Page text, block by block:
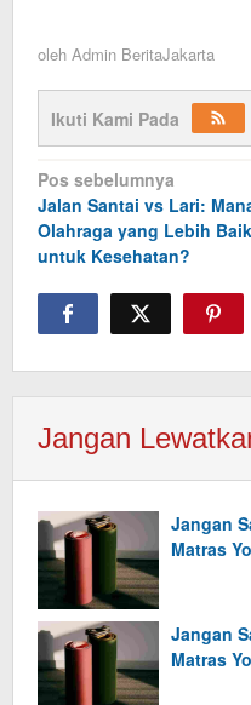
oleh Admin BeritaJakarta
Ikuti Kami Pada
Navigasi
pos
Pos sebelumnya
Jalan Santai vs Lari:
Olahraga yang Lebih Baik
untuk Kesehatan?
Jangan
Jangan
Matras
Jangan
Matras